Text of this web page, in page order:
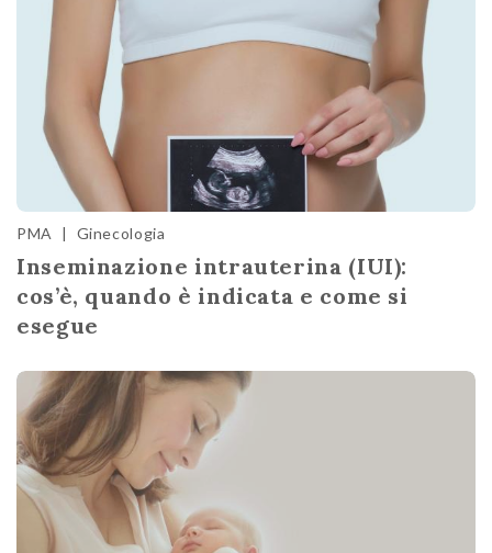
PMA Ginecologia
Inseminazione intrauterina (IUI):
cos’è, quando è indicata e come si
esegue